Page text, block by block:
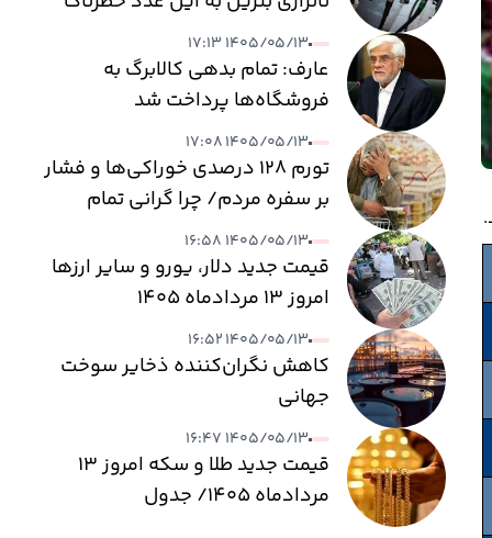
می‌رسد
۱۴۰۵/۰۵/۱۳ ۱۷:۱۳
عارف: تمام بدهی کالابرگ به
فروشگاه‌ها پرداخت شد
۱۴۰۵/۰۵/۱۳ ۱۷:۰۸
تورم ۱۲۸ درصدی خوراکی‌ها و فشار
بر سفره مردم/ چرا گرانی تمام
نمی‌شود؟
۱۴۰۵/۰۵/۱۳ ۱۶:۵۸
قیمت جدید دلار، یورو و سایر ارزها
امروز ۱۳ مردادماه ۱۴۰۵
۱۴۰۵/۰۵/۱۳ ۱۶:۵۲
کاهش نگران‌کننده ذخایر سوخت
جهانی
۱۴۰۵/۰۵/۱۳ ۱۶:۴۷
قیمت جدید طلا و سکه امروز ۱۳
مردادماه ۱۴۰۵/ جدول